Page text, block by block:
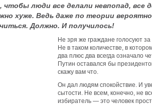
люди все делали невпопад, все
хуже. Ведь даже по теории
Должно. И получилось!
Не зря же граждане голосуют
Не в таком количестве, в
два плюс два всегда означало
Путин оставался бы
скажу вам что.
Он дал людям спокойствие. И
сытости. Не всем, конечно, не
избиратель — это человек